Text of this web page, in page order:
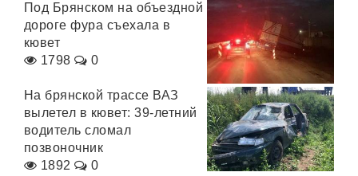
Под Брянском на объездной
дороге фура съехала в
кювет
1798
0
На брянской трассе ВАЗ
вылетел в кювет: 39-летний
водитель сломал
позвоночник
1892
0